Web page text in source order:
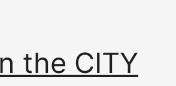
the CITY